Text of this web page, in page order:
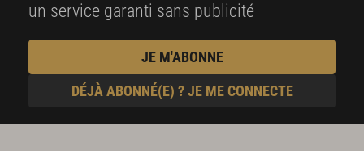
un service garanti sans publicité
JE M'ABONNE
DÉJÀ ABONNÉ(E) ? JE ME CONNECTE